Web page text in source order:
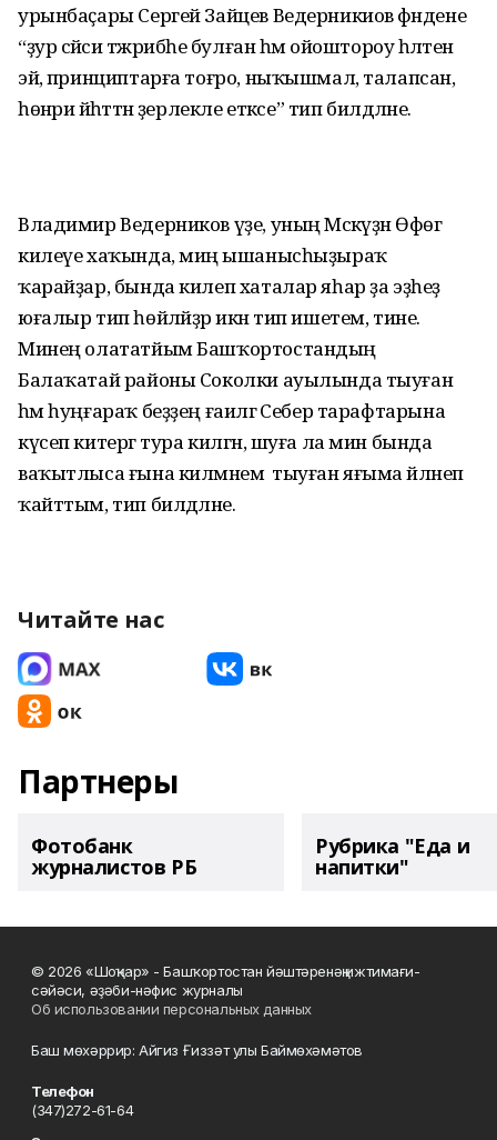
урынбаҫары Сергей Зайцев Ведерникиов әфәндене
“ҙур сәйәси тәжрибәһе булған һәм ойоштороу һәләтенә
эйә, принциптарға тоғро, ныҡышмал, талапсан,
һөнәри йәһәттән әҙерлекле етәксе” тип билдәләне.
Владимир Ведерников үҙе, уның Мәскәүҙән Өфөгә
килеүе хаҡында, миңә ышанысһыҙыраҡ
ҡарайҙар, бында килеп хаталар яһар ҙа эҙһеҙ
юғалыр тип һөйләйҙәр икән тип ишетем, тине.
Минең олататйым Башҡортостандың
Балаҡатай районы Соколки ауылында тыуған
һәм һуңғараҡ беҙҙең ғаиләгә Себер тарафтарына
күсеп китергә тура килгән, шуға ла мин бында
ваҡытлыса ғына килмәнем ә тыуған яғыма әйләнеп
ҡайттым, тип билдәләне.
Читайте нас
Партнеры
Фотобанк
журналистов РБ
Рубрика "Еда и
напитки"
© 2026 «Шоңҡар» - Башҡортостан йәштәренәң ижтимағи-
сәйәси, әҙәби-нәфис журналы
Об использовании персональных данных
Баш мөхәррир: Айгиз Ғиззәт улы Баймөхәмәтов
Телефон
(347)272-61-64